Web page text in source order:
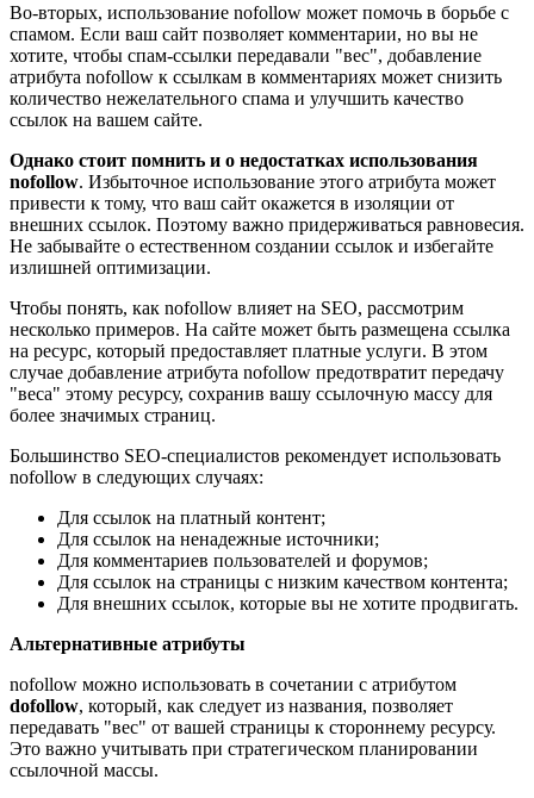
Во-вторых, использование nofollow может помочь в борьбе с
спамом. Если ваш сайт позволяет комментарии, но вы не
хотите, чтобы спам-ссылки передавали "вес", добавление
атрибута nofollow к ссылкам в комментариях может снизить
количество нежелательного спама и улучшить качество
ссылок на вашем сайте.
Однако стоит помнить и о недостатках использования
nofollow. Избыточное использование этого атрибута может
привести к тому, что ваш сайт окажется в изоляции от
внешних ссылок. Поэтому важно придерживаться равновесия.
Не забывайте о естественном создании ссылок и избегайте
излишней оптимизации.
Чтобы понять, как nofollow влияет на SEO, рассмотрим
несколько примеров. На сайте может быть размещена ссылка
на ресурс, который предоставляет платные услуги. В этом
случае добавление атрибута nofollow предотвратит передачу
"веса" этому ресурсу, сохранив вашу ссылочную массу для
более значимых страниц.
Большинство SEO-специалистов рекомендует использовать
nofollow в следующих случаях:
Для ссылок на платный контент;
Для ссылок на ненадежные источники;
Для комментариев пользователей и форумов;
Для ссылок на страницы с низким качеством контента;
Для внешних ссылок, которые вы не хотите продвигать.
Альтернативные атрибуты
nofollow можно использовать в сочетании с атрибутом
dofollow, который, как следует из названия, позволяет
передавать "вес" от вашей страницы к стороннему ресурсу.
Это важно учитывать при стратегическом планировании
ссылочной массы.